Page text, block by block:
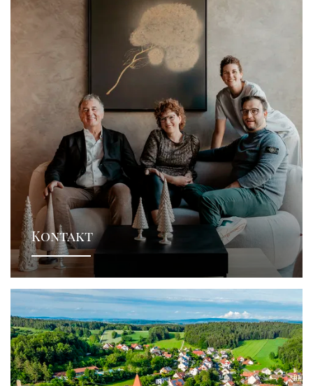
Kontakt